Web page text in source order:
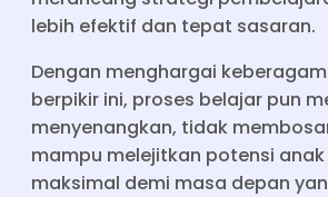
lebih efektif dan tepat sasaran.
Dengan menghargai
berpikir ini, proses belajar pun
menyenangkan, tidak
mampu melejitkan potensi
maksimal demi masa depan